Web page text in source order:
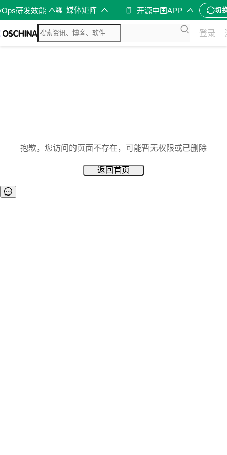
研发效能 媒体矩阵 开源中国APP 切
登录
抱歉，您访问的页面不存在，可能暂无权限或已删除
返回首页